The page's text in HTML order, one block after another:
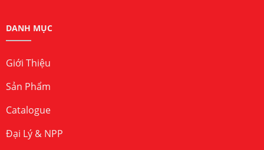
DANH MỤC
Giới Thiệu
Sản Phẩm
Catalogue
Đại Lý & NPP